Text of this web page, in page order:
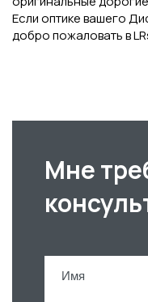
Если оптике вашего
добро пожаловать в
Мне